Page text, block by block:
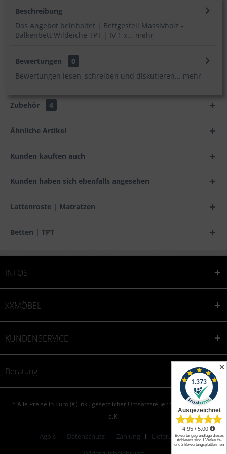
Beschreibung
Das Angebot beinhaltet | Bettgestell Massivholz -
Balkenbett Wildeiche TPT | IV 1 x... mehr
Bewertungen
0
Bewertungen lesen, schreiben und diskutieren... mehr
Zubehör 4
Ähnliche Artikel
Kunden kauften auch
Kunden haben sich ebenfalls angesehen
Lattenroste | Matratzen
Betten | TPT
✕
INFOS
XXMÖBEL
KUNDENSERVICE
Beratung
* Alle Preise in Euro (€) inkl. gesetzlicher Umsatzsteuer * © XXONE aktiv
e.K.
Agb's Datenschutz Zahlung
Lieferung